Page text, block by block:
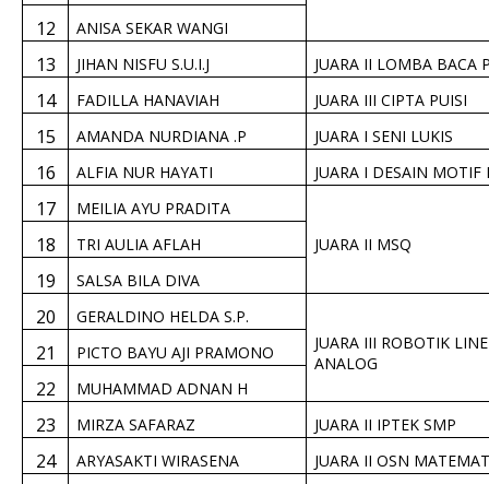
12 ANISA SEKAR WANGI
13 JIHAN NISFU S.U.I.J JUARA II LOMBA BACA
14 FADILLA HANAVIAH JUARA III CIPTA PUISI
15 AMANDA NURDIANA .P JUARA I SENI LUKIS
16 ALFIA NUR HAYATI JUARA I DESAIN
17
MEILIA AYU PRADITA
JUARA II MSQ
18 TRI AULIA AFLAH
19 SALSA BILA DIVA
20
GERALDINO HELDA S.P.
JUARA III ROBOTIK
ANALOG
21 PICTO BAYU AJI PRAMONO
22 MUHAMMAD ADNAN H
23 MIRZA SAFARAZ JUARA II IPTEK SMP
24 ARYASAKTI WIRASENA JUARA II OSN